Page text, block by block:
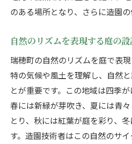
のある場所となり、さらに造園の
自然のリズムを表現する庭の
瑞穂町の自然のリズムを庭で表
特の気候や風土を理解し、自然
とが重要です。この地域は四季が
春には新緑が芽吹き、夏には青
とり、秋には紅葉が庭を彩り、
す。造園技術者はこの自然のサ